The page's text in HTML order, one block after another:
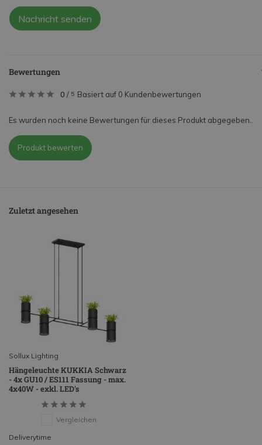
Nachricht senden
Bewertungen
0 / 5 Basiert auf 0 Kundenbewertungen
Es wurden noch keine Bewertungen für dieses Produkt abgegeben..
Produkt bewerten
Zuletzt angesehen
Sollux Lighting
Hängeleuchte KUKKIA Schwarz
- 4x GU10 / ES111 Fassung - max.
4x40W - exkl. LED's
Vergleichen
Deliverytime